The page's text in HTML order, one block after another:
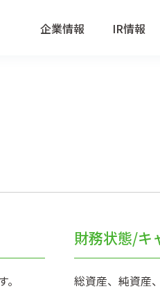
企業情報 IR情報
財務状態/キ
総資産、純資産